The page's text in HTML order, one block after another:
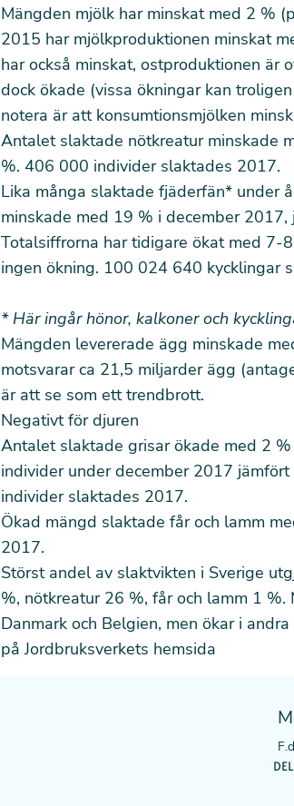
Mängden mjölk har minskat med 2 %
2015 har mjölkproduktionen minskat
har också minskat, ostproduktionen är
dock ökade (vissa ökningar kan
notera är att konsumtionsmjölken
Antalet slaktade nötkreatur minskade
%. 406 000 individer slaktades 2017.
Lika många slaktade fjäderfän* under
minskade med 19 % i december
Totalsiffrorna har tidigare ökat med 7-
ingen ökning. 100 024 640 kycklingar
* Här ingår hönor, kalkoner och
Mängden levererade ägg minskade
motsvarar ca 21,5 miljarder ägg
är att se som ett trendbrott.
Negativt för djuren
Antalet slaktade grisar ökade med 2
individer under december 2017
individer slaktades 2017.
Ökad mängd slaktade får och lamm
2017.
Störst andel av slaktvikten i Sverige
%, nötkreatur 26 %, får och lamm 1
Danmark och Belgien, men ökar i
påJordbruksverkets hemsida